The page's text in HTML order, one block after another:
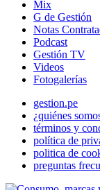
Mix
G de Gestión
Notas
Podcast
Gestión TV
Videos
Fotogalerías
gestion.pe
¿quiénes
términos y
política de
politica de
preguntas